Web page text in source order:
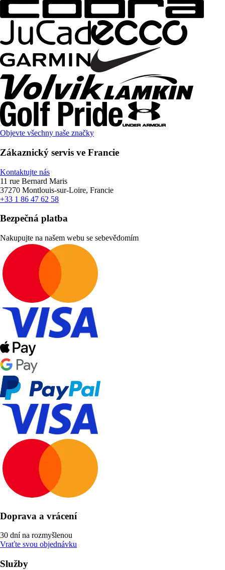
Objevte všechny naše značky
Zákaznický servis ve Francie
Kontaktujte nás
11 rue Bernard Maris
37270 Montlouis-sur-Loire, Francie
+33 1 86 47 62 58
Bezpečná platba
Nakupujte na našem webu se sebevědomím
Doprava a vrácení
30 dní na rozmyšlenou
Vraťte svou objednávku
Služby